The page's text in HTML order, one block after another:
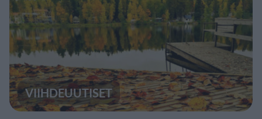
VIIHDEUUTISET